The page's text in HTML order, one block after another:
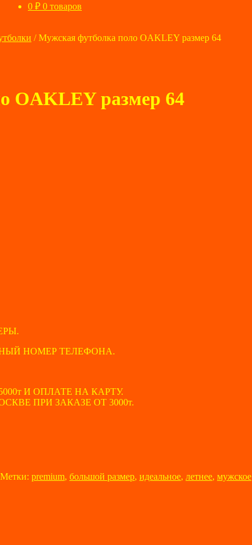
0 ₽ 0 товаров
/Мужская футболка поло OAKLEY размер 64
OAKLEY размер 64
НОМЕР ТЕЛЕФОНА.
И ОПЛАТЕ НА КАРТУ.
ПРИ ЗАКАЗЕ ОТ 3000т.
Метки: premium, большой размер, идеальное, летнее, мужское